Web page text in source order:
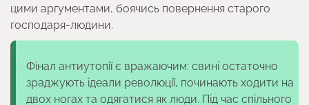
цими аргументами, боячись повернення старого
господаря-людини.
Фінал антиутопії є вражаючим: свині остаточно
зраджують ідеали революції, починають ходити на
двох ногах та одягатися як люди. Під час спільного